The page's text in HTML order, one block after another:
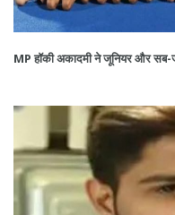
MP हॉकी अकादमी ने जूनियर और सब-